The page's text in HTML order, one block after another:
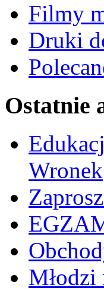
Filmy
Druki
Ostatnie
Wronek